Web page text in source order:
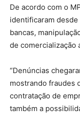
De acordo com o
identificaram desde
bancas,
de comercialização
“Denúncias
mostrando fraudes
contratação de
também a